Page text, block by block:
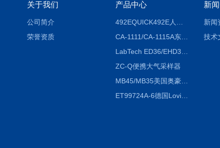
关于我们
公司简介
荣誉资质
产品中心
CA-1111/CA-1115A东京理化EYELA CA-1111/CA-1115A冷却水循环装置
ZC-Q便携大气采样器
MB45/MB35美国奥豪斯OHAUS MB45/MB35卤素红外水分测定仪
ET99724A-6德国Lovibond ET99724A-6微电脑BOD测定仪
新
新闻
技术